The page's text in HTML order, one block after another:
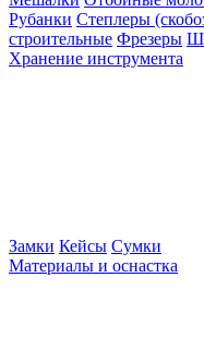
Рубанки Степлеры
строительные Фрезеры
Хранение инструмента
Замки Кейсы Сумки
Материалы и оснастка